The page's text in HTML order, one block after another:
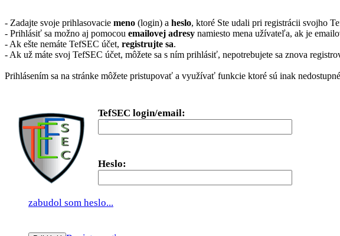
- Zadajte svoje prihlasovacie meno (login) a heslo, ktoré Ste udali pri registrácii svojho
- Prihlásiť sa možno aj pomocou emailovej adresy namiesto mena užívateľa, ak je
- Ak ešte nemáte TefSEC účet, registrujte sa.
- Ak už máte svoj TefSEC účet, môžete sa s ním prihlásiť, nepotrebujete sa znova
Prihlásením sa na stránke môžete pristupovať a využívať funkcie ktoré sú inak
TefSEC login/email:
Heslo:
zabudol som heslo...